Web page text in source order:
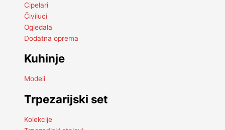
Cipelari
Čiviluci
Ogledala
Dodatna oprema
Kuhinje
Modeli
Trpezarijski set
Kolekcije